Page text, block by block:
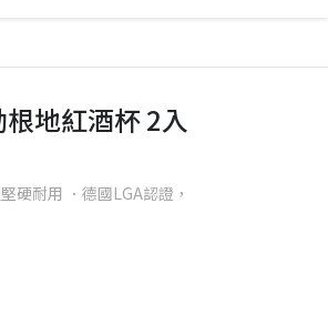
地紅酒杯 2入
硬耐用 ．德國LGA認證，